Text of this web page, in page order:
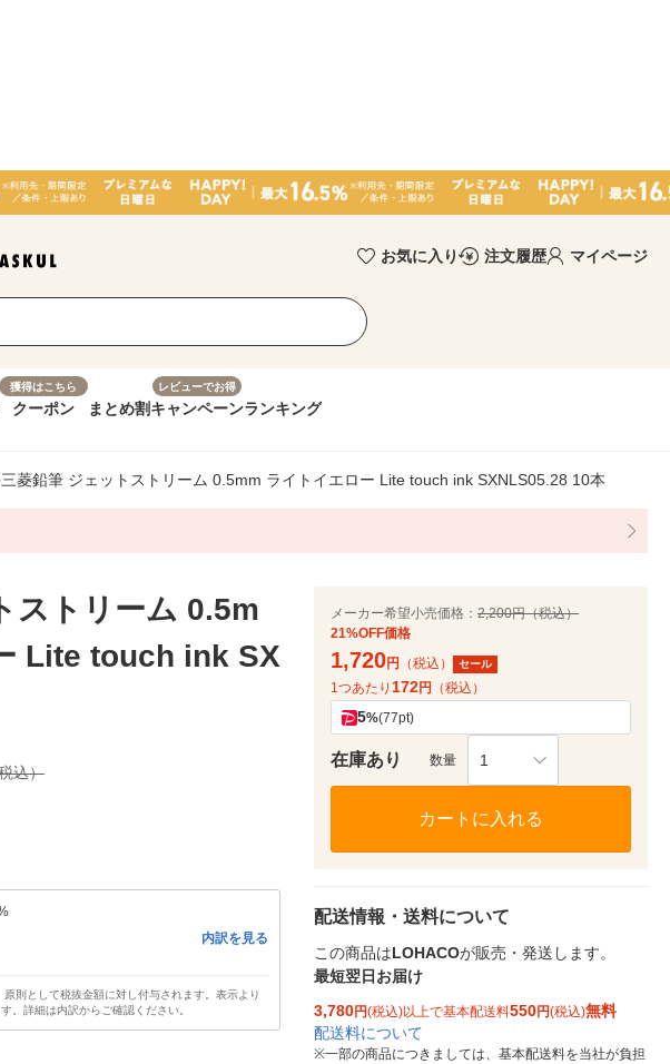
お気に入り 注文履歴 マイページ
獲得はこちら
クーポン まとめ割
レビューでお得
キャンペーンランキング
三菱鉛筆 ジェットストリーム 0.5mm ライトイエロー Lite touch ink SXNLS05.28 10本
ストリーム 0.5m
Lite touch ink SX
込）
内訳を見る
則として税抜金額に対し付与されます。表示より
。詳細は内訳からご確認ください。
メーカー希望小売価格： 2,200円（税込）
21%OFF価格
1,720円 （税込） セール
1つあたり 172円 （税込）
5%(77pt)
在庫あり 数量 1
カートに入れる
配送情報・送料について
この商品はLOHACOが販売・発送します。
最短翌日お届け
3,780円(税込)以上で基本配送料550円(税込)無料
配送料について
※一部の商品につきましては、基本配送料を当社が負担